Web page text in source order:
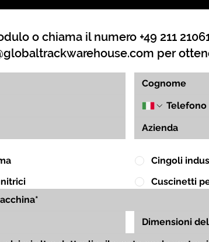
o chiama il numero +49 211
per
Cingoli
Cuscinetti